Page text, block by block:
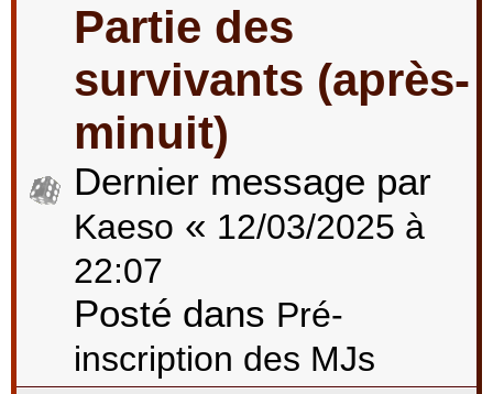
Partie des
survivants (après-
minuit)
Dernier message par
Kaeso « 12/03/2025 à
22:07
Posté dans Pré-
inscription des MJs